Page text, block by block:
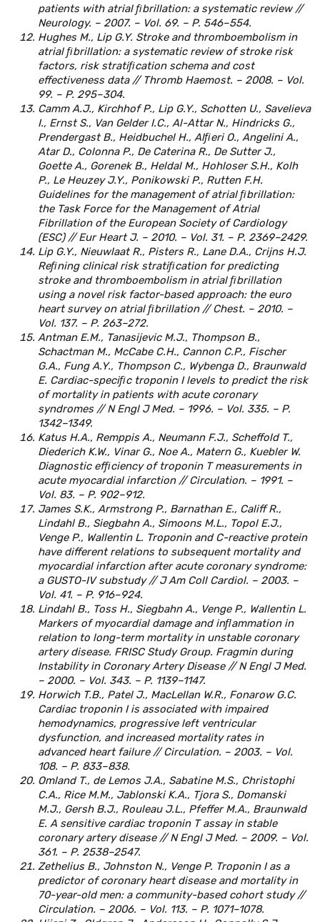
patients with atrial ﬁbrillation: a systematic review //
Neurology. – 2007. – Vol. 69. – P. 546–554.
Hughes M., Lip G.Y. Stroke and thromboembolism in
atrial ﬁbrillation: a systematic review of stroke risk
factors, risk stratiﬁcation schema and cost
effectiveness data // Thromb Haemost. – 2008. – Vol.
99. – P. 295–304.
Camm A.J., Kirchhof P., Lip G.Y., Schotten U., Savelieva
I., Ernst S., Van Gelder I.C., Al-Attar N., Hindricks G.,
Prendergast B., Heidbuchel H., Alﬁeri O., Angelini A.,
Atar D., Colonna P., De Caterina R., De Sutter J.,
Goette A., Gorenek B., Heldal M., Hohloser S.H., Kolh
P., Le Heuzey J.Y., Ponikowski P., Rutten F.H.
Guidelines for the management of atrial ﬁbrillation:
the Task Force for the Management of Atrial
Fibrillation of the European Society of Cardiology
(ESC) // Eur Heart J. – 2010. – Vol. 31. – P. 2369–2429.
Lip G.Y., Nieuwlaat R., Pisters R., Lane D.A., Crijns H.J.
Reﬁning clinical risk stratiﬁcation for predicting
stroke and thromboembolism in atrial ﬁbrillation
using a novel risk factor-based approach: the euro
heart survey on atrial ﬁbrillation // Chest. – 2010. –
Vol. 137. – P. 263–272.
Antman E.M., Tanasijevic M.J., Thompson B.,
Schactman M., McCabe C.H., Cannon C.P., Fischer
G.A., Fung A.Y., Thompson C., Wybenga D., Braunwald
E. Cardiac-speciﬁc troponin I levels to predict the risk
of mortality in patients with acute coronary
syndromes // N Engl J Med. – 1996. – Vol. 335. – P.
1342–1349.
Katus H.A., Remppis A., Neumann F.J., Scheffold T.,
Diederich K.W., Vinar G., Noe A., Matern G., Kuebler W.
Diagnostic efﬁciency of troponin T measurements in
acute myocardial infarction // Circulation. – 1991. –
Vol. 83. – P. 902–912.
James S.K., Armstrong P., Barnathan E., Califf R.,
Lindahl B., Siegbahn A., Simoons M.L., Topol E.J.,
Venge P., Wallentin L. Troponin and C-reactive protein
have different relations to subsequent mortality and
myocardial infarction after acute coronary syndrome:
a GUSTO-IV substudy // J Am Coll Cardiol. – 2003. –
Vol. 41. – P. 916–924.
Lindahl B., Toss H., Siegbahn A., Venge P., Wallentin L.
Markers of myocardial damage and inﬂammation in
relation to long-term mortality in unstable coronary
artery disease. FRISC Study Group. Fragmin during
Instability in Coronary Artery Disease // N Engl J Med.
– 2000. – Vol. 343. – P. 1139–1147.
Horwich T.B., Patel J., MacLellan W.R., Fonarow G.C.
Cardiac troponin I is associated with impaired
hemodynamics, progressive left ventricular
dysfunction, and increased mortality rates in
advanced heart failure // Circulation. – 2003. – Vol.
108. – P. 833–838.
Omland T., de Lemos J.A., Sabatine M.S., Christophi
C.A., Rice M.M., Jablonski K.A., Tjora S., Domanski
M.J., Gersh B.J., Rouleau J.L., Pfeffer M.A., Braunwald
E. A sensitive cardiac troponin T assay in stable
coronary artery disease // N Engl J Med. – 2009. – Vol.
361. – P. 2538–2547.
Zethelius B., Johnston N., Venge P. Troponin I as a
predictor of coronary heart disease and mortality in
70-year-old men: a community-based cohort study //
Circulation. – 2006. – Vol. 113. – P. 1071–1078.